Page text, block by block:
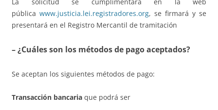
pública www.justicia.lei.registradores.org, se firmará y se
presentará en el Registro Mercantil de tramitación
– ¿Cuáles son los métodos de pago aceptados?
Se aceptan los siguientes métodos de pago:
Transacción bancaria que podrá ser